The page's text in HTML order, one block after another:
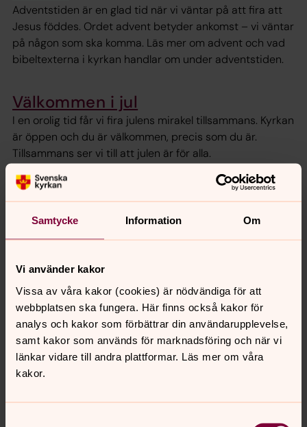
Samtycke Information Om
Vi använder kakor
Vissa av våra kakor (cookies) är nödvändiga för att
webbplatsen ska fungera. Här finns också kakor för
analys och kakor som förbättrar din användarupplevelse,
samt kakor som används för marknadsföring och när vi
länkar vidare till andra plattformar. Läs mer om våra
kakor.
Adventstiden är en glad tid när vi väntar på att fira att
Jesus föddes. Ordet advent betyder ankomst – vi väntar
på någon som ska komma. Läs mer om advent och vad
bibeltexterna i kyrkan handlar om under adventstiden.
Välkommen i jul
I en orolig tid får vi fira julens mirakel tillsammans. Kyrkan
är öppen och du är välkommen, precis som du är.
Tillsammans ser vi till att julen är för alla.
Behöver du någon att prata med?
Behöver du någon att prata med?
präst eller diakon, antingen på plats eller via telefon.
Jourhavande präst
Du kan få akut samtals- och krisstöd kvällar och nätter kl
21–06. Ring 112 och fråga efter en jourhavande präst. Du
kan också chatta med eller skriva ett digitalt brev till en